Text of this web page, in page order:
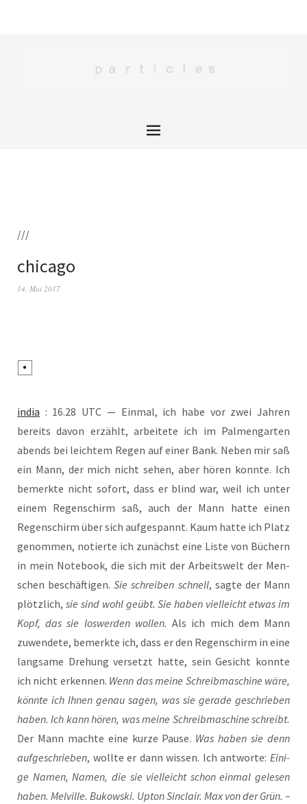
///
chicago
14. Mai 2017
india : 16.28 UTC — Ein­mal, ich habe vor zwei Jah­ren
bereits davon erzählt, arbei­te­te ich im Pal­men­gar­ten
abends bei leich­tem Regen auf einer Bank. Neben mir saß
ein Mann, der mich nicht sehen, aber hören konn­te. Ich
bemerk­te nicht sofort, dass er blind war, weil ich unter
einem Regen­schirm saß, auch der Mann hat­te einen
Regen­schirm über sich auf­ge­spannt. Kaum hat­te ich Platz
genom­men, notier­te ich zunächst eine Lis­te von Büchern
in mein Note­book, die sich mit der Arbeits­welt der Men­
schen beschäf­ti­gen. Sie schrei­ben schnell, sag­te der Mann
plötz­lich, sie sind wohl geübt. Sie haben viel­leicht etwas im
Kopf, das sie los­wer­den wol­len. Als ich mich dem Mann
zuwen­de­te, bemerk­te ich, dass er den Regen­schirm in eine
lang­sa­me Dre­hung ver­setzt hat­te, sein Gesicht konn­te
ich nicht erken­nen. Wenn das mei­ne Schreib­ma­schi­ne wäre,
könn­te ich Ihnen genau sagen, was sie gera­de geschrie­ben
haben. Ich kann hören, was mei­ne Schreib­ma­schi­ne schreibt.
Der Mann mach­te eine kur­ze Pau­se. Was haben sie denn
auf­ge­schrie­ben, woll­te er dann wis­sen. Ich ant­wor­te: Eini­
ge Namen, Namen, die sie viel­leicht schon ein­mal gele­sen
haben. Mel­ville. Bukow­ski. Upt­on Sin­clair. Max von der Grün. –